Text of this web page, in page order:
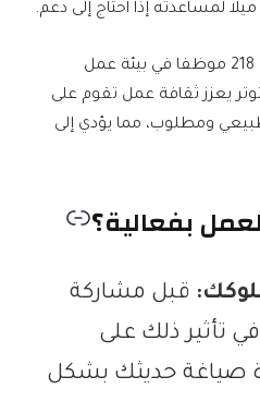
لمساعدته إذا احتاج إلى دعم.
كما استطلعت الدراسة تجارب 218 موظفا في بيئة عمل
يعزز ثقافة عمل تقوم على
طبيعي ومطلوب، مما يؤدي إلى
بفعالية؟
قبل مشاركة
تأثير ذلك على
صياغة حديثك بشكل